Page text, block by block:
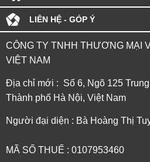
LIÊN HỆ - GÓP Ý
CÔNG TY TNHH THƯƠNG MẠI
VIỆT NAM
Địa chỉ mới : Số 6, Ngõ 125
Thành phố Hà Nội, Việt Nam
Người đại diện : Bà Hoàng Thị
MÃ SỐ THUẾ : 0107953460